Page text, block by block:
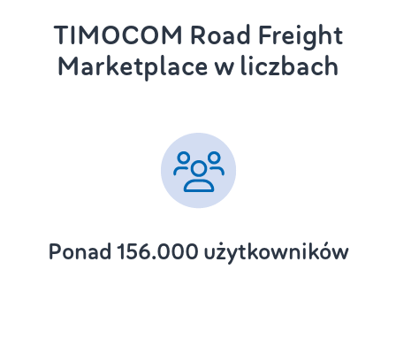
TIMOCOM Road Freight
Marketplace w liczbach
Ponad 156.000 użytkowników